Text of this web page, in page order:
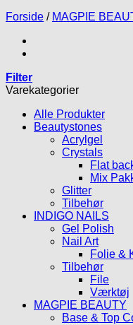
Forside / MAGPIE
Filter
Varekategorier
Alle Produkter
Beautystones
Acrylgel
Crystals
Flat
Mix
Glitter
Tilbehør
INDIGO NAILS
Gel Polish
Nail Art
Folie &
Tilbehør
File
Værktøj
MAGPIE BEAUTY
Base & Top